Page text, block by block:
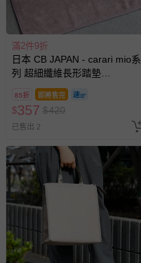
滿2件9折
日本 CB JAPAN - carari mio系
列 超細纖維長形踏墊
40x60cm-128g
85折 即將售完
$357 $420
已售出 2